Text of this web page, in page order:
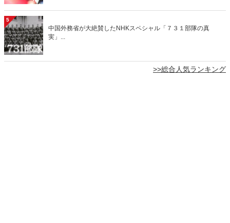
5
中国外務省が大絶賛したNHKスペシャル「７３１部隊の真
実」...
>>総合人気ランキング